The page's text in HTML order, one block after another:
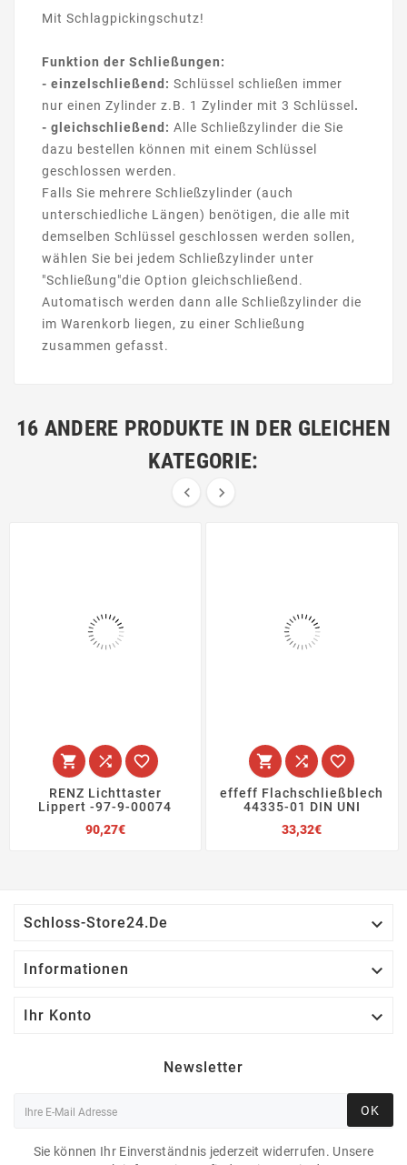
Mit Schlagpickingschutz!
Funktion der Schließungen:
- einzelschließend: Schlüssel schließen immer
nur einen Zylinder z.B. 1 Zylinder mit 3 Schlüssel .
- gleichschließend: Alle Schließzylinder die Sie
dazu bestellen können mit einem Schlüssel
geschlossen werden.
Falls Sie mehrere Schließzylinder (auch
unterschiedliche Längen) benötigen, die alle mit
demselben Schlüssel geschlossen werden sollen,
wählen Sie bei jedem Schließzylinder unter
"Schließung"die Option gleichschließend.
Automatisch werden dann alle Schließzylinder die
im Warenkorb liegen, zu einer Schließung
zusammen gefasst.
16 ANDERE PRODUKTE IN DER GLEICHEN
KATEGORIE:
 
  
RENZ Lichttaster
Lippert -97-9-00074
90,27€Preis
  
effeff Flachschließblech
44335-01 DIN UNI
33,32€Preis
Schloss-Store24.de 
Informationen 
Ihr Konto 
Newsletter
OK
Sie können Ihr Einverständnis jederzeit widerrufen. Unsere